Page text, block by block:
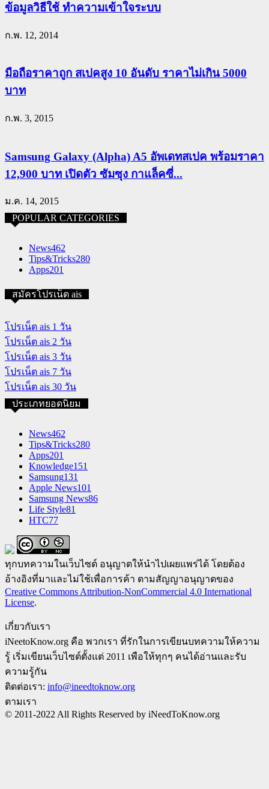
ข้อมูลวิธีใช้ ทำความเข้าใจระบบ
ก.พ. 12, 2014
มือถือราคาถูก สเปคสูง 10 อันดับ ราคาไม่เกิน 5000
บาท
ก.พ. 3, 2015
Samsung Galaxy (Alpha) A5 อัพเดทสเปค พร้อมราคา
12,900 บาท เปิดตัว ซัมซุง กาแล็คซี่...
ม.ค. 14, 2015
POPULAR CATEGORIES
News462
Tips&Tricks280
Apps201
สมัครโปรเน็ต ais
โปรเน็ต ais 1 วัน
โปรเน็ต ais 2 วัน
โปรเน็ต ais 3 วัน
โปรเน็ต ais 7 วัน
โปรเน็ต ais 30 วัน
ประเภทยอดนิยม
News462
Tips&Tricks280
Apps201
Knowledge151
Samsung131
Apple News101
Samsung News86
Life Style81
HTC77
ทุกบทความในเว็บไซต์ อนุญาตให้นำไปเผยแพร่ได้ โดยต้อง
อ้างอิงที่มาและไม่ใช้เพื่อการค้า ตามสัญญาอนุญาตของ
Creative Commons Attribution-NonCommercial 4.0 International
License.
เกี่ยวกับเรา
iNeetoKnow.org คือ พวกเรา ที่รักในการเขียนบทความให้ความ
รู้ เริ่มเขียนเว็บไซต์ตั้งแต่ 2011 เพือให้ทุกๆ คนได้อ่านและรับ
ความรู้กัน
ติดต่อเรา: info@ineedtoknow.org
ตามเรา
© 2011-2022 All Rights Reserved by iNeedToKnow.org